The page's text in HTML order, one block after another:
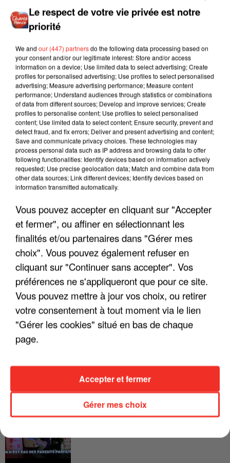
LES INTERVIEWS CHANTE
FRANCE
"JE SUIS À DISPOSITION DES
ENFOIRÉS"
"ON N'EST PAS DES PARENTS
PARFAITS"
Le respect de votre vie privée est notre
priorité
We and our (447) partnersdo the following data processing based on
your consent and/or our legitimate interest: Store and/or access
information on a device; Use limited data to select advertising; Create
profiles for personalised advertising; Use profiles to select personalised
advertising; Measure advertising performance; Measure content
performance; Understand audiences through statistics or combinations
of data from different sources; Develop and improve services; Create
profiles to personalise content; Use profiles to select personalised
content; Use limited data to select content; Ensure security, prevent and
detect fraud, and fix errors; Deliver and present advertising and content;
Save and communicate privacy choices. These technologies may
process personal data such as IP address and browsing data to offer
following functionalities: Identify devices based on information actively
requested; Use precise geolocation data; Match and combine data from
other data sources; Link different devices; Identify devices based on
information transmitted automatically.
Vous pouvez accepter en cliquant sur "Accepter
et fermer", ou affiner en sélectionnant les
finalités et/ou partenaires dans "Gérer mes
choix". Vous pouvez également refuser en
cliquant sur "Continuer sans accepter". Vos
préférences ne s'appliqueront que pour ce site.
Vous pouvez mettre à jour vos choix, ou retirer
votre consentement à tout moment via le lien
"Gérer les cookies" situé en bas de chaque
page.
Gérer mes choix
Accepter et fermer